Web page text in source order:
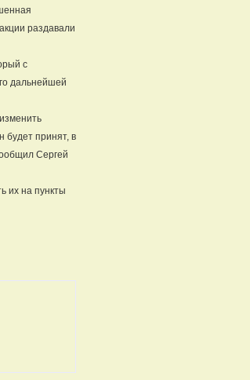
раздавали
с
дальнейшей
будет принят, в
Сергей
их на пункты